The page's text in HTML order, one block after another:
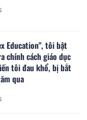
Education", tôi bật
chính cách giáo dục
tôi đau khổ, bị bắt
qua